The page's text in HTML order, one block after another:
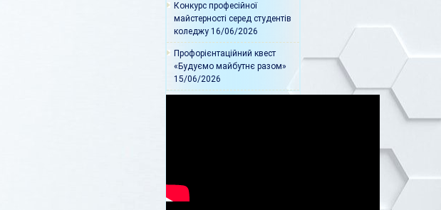
Конкурс професійної
майстерності серед студентів
коледжу 16/06/2026
Профорієнтаційний квест
«Будуємо майбутнє разом»
15/06/2026